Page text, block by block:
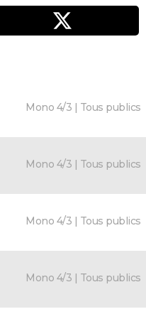
Mono 4/3 | Tous publics
Mono 4/3 | Tous publics
Mono 4/3 | Tous publics
Mono 4/3 | Tous publics